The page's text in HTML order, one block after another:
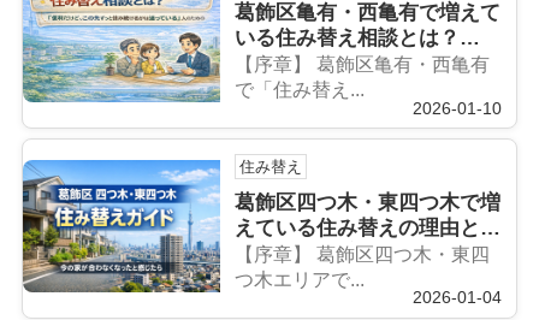
葛飾区亀有・西亀有で増えて
いる住み替え相談とは？
「便利だけど、この先ずっと
住み続けるかは迷っている」
人のための判断整理
【序章】 葛飾区亀有・西亀有
で「住み替え...
2026-01-10
住み替え
葛飾区四つ木・東四つ木で増
えている住み替えの理由と
は？ 「今の家が合わなくな
った」と感じた人が次に選ぶ
【序章】 葛飾区四つ木・東四
つ木エリアで...
2026-01-04